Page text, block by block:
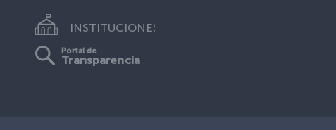
INSTITUCIONES
Portal de
Transparencia